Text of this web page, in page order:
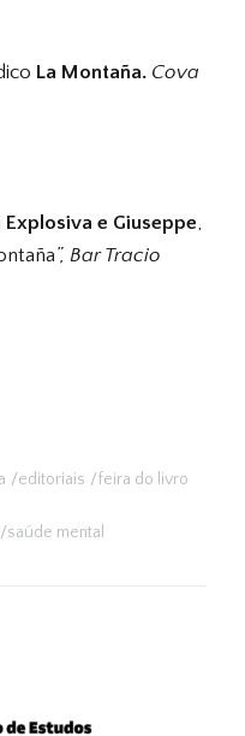
La Montaña. Cova
e Giuseppe,
”, Bar Tracio
editoriais
feira do livro
saúde mental